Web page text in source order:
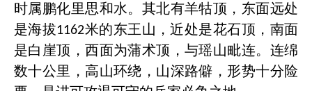
时属鹏化里思和水。其北有羊牯顶，东面远处
是海拔1162米的东王山，近处是花石顶，南面
是白崖顶，西面为蒲术顶，与瑶山毗连。连绵
数十公里，高山环绕，山深路僻，形势十分险